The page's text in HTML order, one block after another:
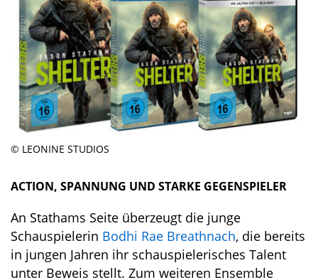
© LEONINE STUDIOS
ACTION, SPANNUNG UND STARKE GEGENSPIELER
An Stathams Seite überzeugt die junge
Schauspielerin Bodhi Rae Breathnach, die bereits
in jungen Jahren ihr schauspielerisches Talent
unter Beweis stellt. Zum weiteren Ensemble